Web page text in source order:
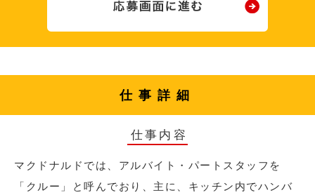
仕事詳細
仕事内容
マクドナルドでは、アルバイト・パートスタッフを
「クルー」と呼んでおり、主に、キッチン内でハンバ